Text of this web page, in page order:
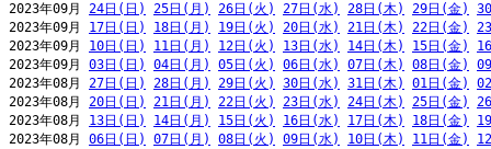
2023年09月 24日(日) 25日(月) 26日(火) 27日(水) 28日(木) 29日(金)
2023年09月 17日(日) 18日(月) 19日(火) 20日(水) 21日(木) 22日(金)
2023年09月 10日(日) 11日(月) 12日(火) 13日(水) 14日(木) 15日(金)
2023年09月 03日(日) 04日(月) 05日(火) 06日(水) 07日(木) 08日(金)
2023年08月 27日(日) 28日(月) 29日(火) 30日(水) 31日(木) 01日(金)
2023年08月 20日(日) 21日(月) 22日(火) 23日(水) 24日(木) 25日(金)
2023年08月 13日(日) 14日(月) 15日(火) 16日(水) 17日(木) 18日(金)
2023年08月 06日(日) 07日(月) 08日(火) 09日(水) 10日(木) 11日(金)